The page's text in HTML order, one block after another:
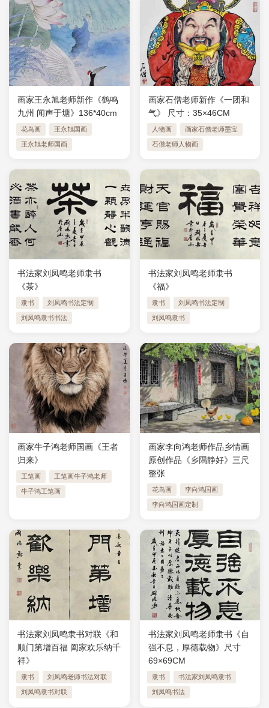
画家王永旭老师新作《鹤鸣
九州 闻声于塘》136*40cm
花鸟画 王永旭国画
王永旭老师国画
画家石僧老师新作《一团和
气》 ​尺寸：35×46CM
人物画 画家石僧老师墨宝
石僧老师人物画
书法家刘凤鸣老师隶书
《茶》
隶书 刘凤鸣书法定制
刘凤鸣隶书书法
书法家刘凤鸣老师隶书
《福》
隶书 刘凤鸣书法定制
刘凤鸣隶书
画家牛子鸿老师国画《王者
归来》
工笔画 工笔画牛子鸿老师
牛子鸿工笔画
画家李向鸿老师作品乡情画
原创作品《乡隅静好》三尺
整张
花鸟画 李向鸿国画
李向鸿国画定制
书法家刘凤鸣隶书对联《和
顺门第增百福 阖家欢乐纳千
祥》
隶书 刘凤鸣老师书法对联
刘凤鸣隶书对联
书法家刘凤鸣老师隶书《自
强不息，厚德载物》尺寸
69×69CM
隶书 书法家刘凤鸣隶书
刘凤鸣书法